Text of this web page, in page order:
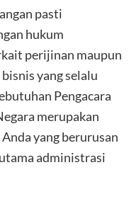
pasti
hukum
perijinan maupun
yang selalu
Pengacara
merupakan
yang berurusan
administrasi